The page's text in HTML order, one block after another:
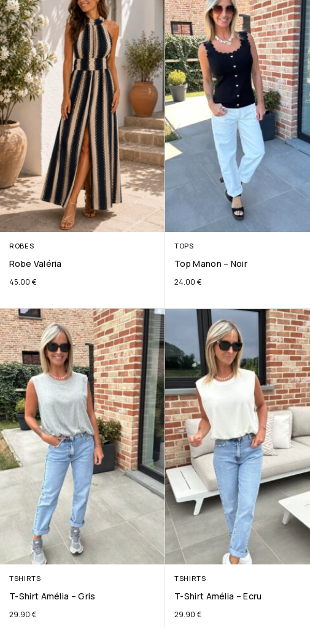
ROBES
Robe Valéria
45.00 €
TOPS
Top Manon – Noir
24.00 €
TSHIRTS
T-Shirt Amélia – Gris
29.90 €
TSHIRTS
T-Shirt Amélia – Ecru
29.90 €